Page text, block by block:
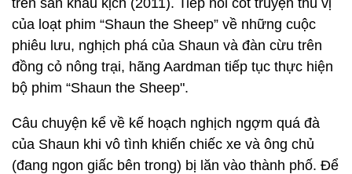
trên sân khấu kịch (2011). Tiếp nối cốt truyện thú vị
của loạt phim “Shaun the Sheep” về những cuộc
phiêu lưu, nghịch phá của Shaun và đàn cừu trên
đồng cỏ nông trại, hãng Aardman tiếp tục thực hiện
bộ phim “Shaun the Sheep".
Câu chuyện kể về kế hoạch nghịch ngợm quá đà
của Shaun khi vô tình khiến chiếc xe và ông chủ
(đang ngon giấc bên trong) bị lăn vào thành phố. Để